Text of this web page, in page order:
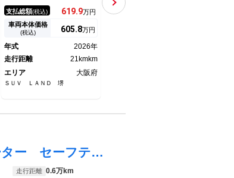
レイオーディオ 禁煙車 トヨ
タセーフティセンス パノラミ
ックビューモニター 運転席パ
ワーシート ブラインドスポッ
ト Ｂｌｕｅｔｏｏｔｈ ＥＴ
Ｃ２．０
支払総額(税込) 619.9万円
車両本体価格
(税込) 605.8万円
年式
2026年
走行距離
21kmkm
エリア
大阪府
ＳＵＶ ＬＡＮＤ 堺
クスカウリング マークレビン
ソンサウンド 純正ＯＰ２１イ
支払総額
エブリイ ＰＣ 禁煙車 オーディオ シートヒーター セーフティサポート ＥＴＣ ドライブレコーダー 電動格納ミラー キーレス ＬＥＤヘッド オートライト 純正１２インチホイール キーレス 横滑り防止装置
走行距離 0.6万km